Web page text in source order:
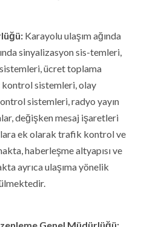
Karayolu ulaşım ağında
sinyalizasyon sis-temleri,
ücret toplama
kontrol sistemleri, olay
sistemleri, radyo yayın
değişken mesaj işaretleri
ek olarak trafik kontrol ve
haberleşme altyapısı ve
ayrıca ulaşıma yönelik
Genel Müdürlüğü: